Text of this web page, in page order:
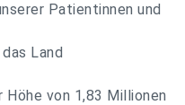
Patientinnen und
Land
von 1,83 Millionen